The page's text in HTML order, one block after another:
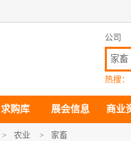
公司
热搜：
求购库 展会信息 商业
> 农业 > 家畜